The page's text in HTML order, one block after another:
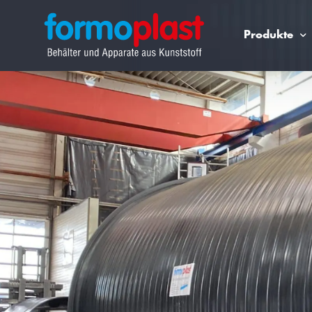
Produkte
Lagertechnik für Chemikalien
PE100 Doppelwandbehälter mit
PE100 Flachbodenbehälter mit
Großbehälter über 50.000 Liter
Prozessbehälter
Lagerbehälter aus Polypropylen (PP)
Rührwerksbehälter aus